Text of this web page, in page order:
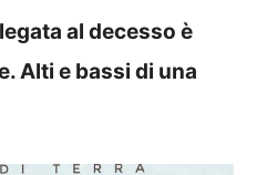
al decesso è
Alti e bassi di una